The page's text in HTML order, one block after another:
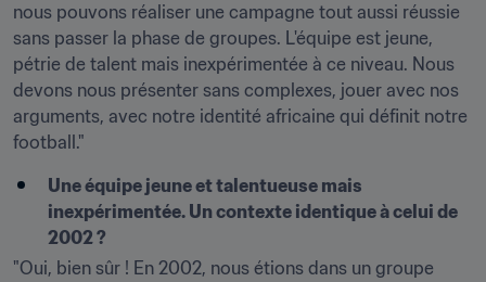
nous pouvons réaliser une campagne tout aussi réussie
sans passer la phase de groupes. L'équipe est jeune,
pétrie de talent mais inexpérimentée à ce niveau. Nous
devons nous présenter sans complexes, jouer avec nos
arguments, avec notre identité africaine qui définit notre
football."
Une équipe jeune et talentueuse mais
inexpérimentée. Un contexte identique à celui de
2002 ?
"Oui, bien sûr ! En 2002, nous étions dans un groupe